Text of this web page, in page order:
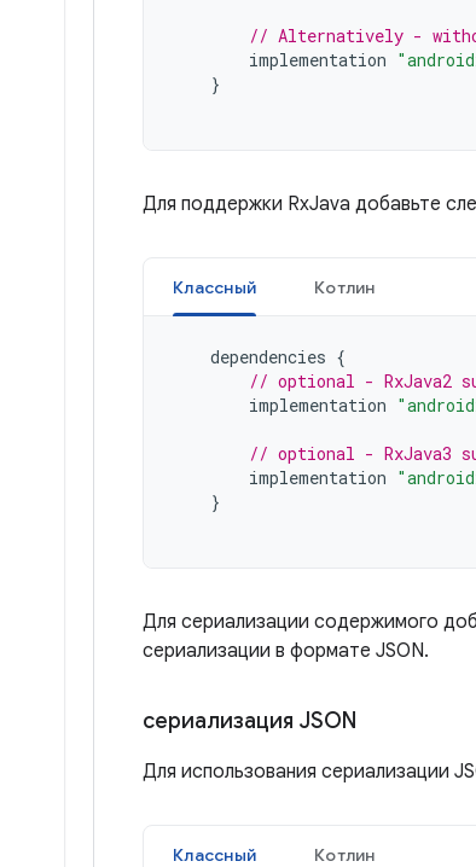
// Alternatively -
implementation
}
Для поддержки RxJava добавьте
Классный Котлин
dependencies {
// optional - RxJava2
implementation
// optional - RxJava3
implementation
}
Для сериализации содержимого
сериализации в формате JSON.
сериализация JSON
Для использования сериализации
Классный Котлин